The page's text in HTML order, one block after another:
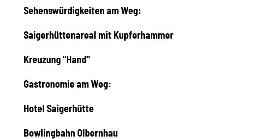
Sehenswürdigkeiten am Weg:
Saigerhüttenareal mit Kupferhammer
Kreuzung "Hand"
Gastronomie am Weg:
Hotel Saigerhütte
Bowlingbahn Olbernhau